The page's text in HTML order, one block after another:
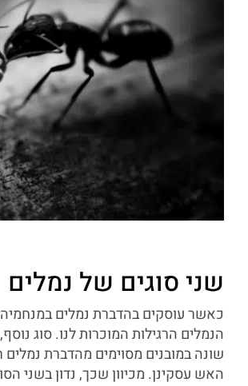
שני סוגים של נמלים
כאשר עוסקים בהדברת נמלים
הנמלים הרגילות המוכרות לנו. סוג
שונה במובנים מסוימים מהדברת נמלים
האש עסקינן. מכיוון שכך, נדון בשני